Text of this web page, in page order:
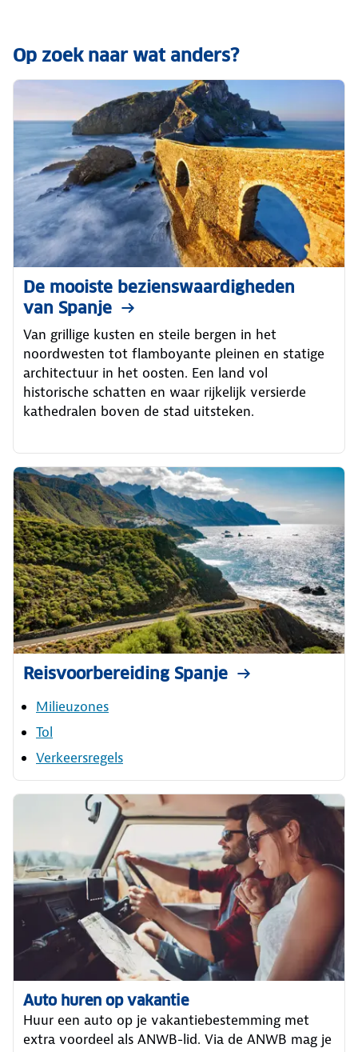
Op zoek naar wat anders?
De mooiste bezienswaardigheden
van Spanje
Van grillige kusten en steile bergen in het
noordwesten tot flamboyante pleinen en statige
architectuur in het oosten. Een land vol
historische schatten en waar rijkelijk versierde
kathedralen boven de stad uitsteken.
Reisvoorbereiding Spanje
Milieuzones
Tol
Verkeersregels
Auto huren op vakantie
Huur een auto op je vakantiebestemming met
extra voordeel als ANWB-lid. Via de ANWB mag je